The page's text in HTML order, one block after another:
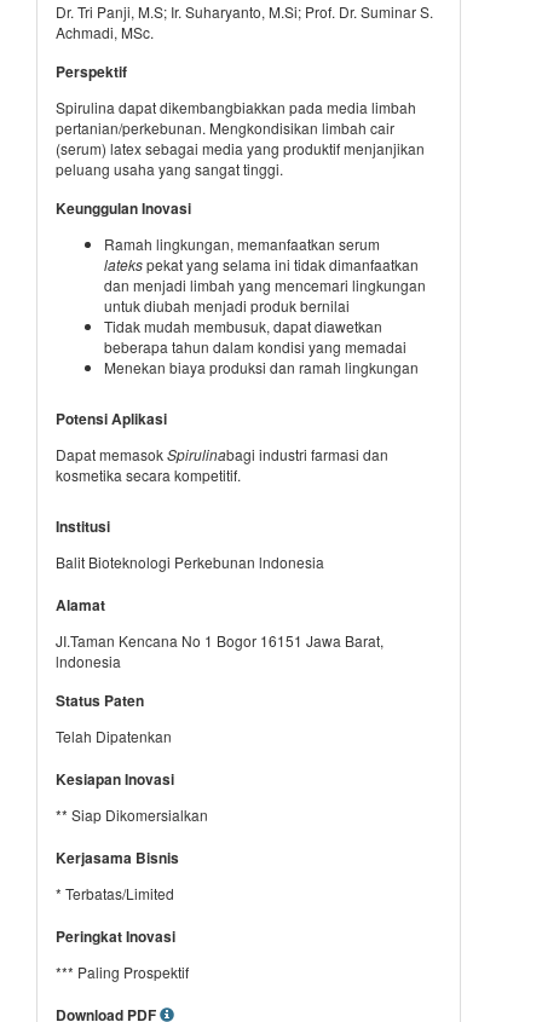
Dr. Tri Panji, M.S; Ir. Suharyanto, M.Si; Prof. Dr. Suminar S.
Achmadi, MSc.
Perspektif
Spirulina dapat dikembangbiakkan pada media limbah
pertanian/perkebunan. Mengkondisikan limbah cair
(serum) latex sebagai media yang produktif menjanjikan
peluang usaha yang sangat tinggi.
Keunggulan Inovasi
Ramah lingkungan, memanfaatkan serum
latekspekat yang selama ini tidak dimanfaatkan
dan menjadi limbah yang mencemari lingkungan
untuk diubah menjadi produk bernilai
Tidak mudah membusuk, dapat diawetkan
beberapa tahun dalam kondisi yang memadai
Menekan biaya produksi dan ramah lingkungan
Potensi Aplikasi
Dapat memasokSpirulinabagi industri farmasi dan
kosmetika secara kompetitif.
Institusi
Balit Bioteknologi Perkebunan lndonesia
Alamat
JI.Taman Kencana No 1 Bogor 16151 Jawa Barat,
lndonesia
Status Paten
Telah Dipatenkan
Kesiapan Inovasi
** Siap Dikomersialkan
Kerjasama Bisnis
* Terbatas/Limited
Peringkat Inovasi
*** Paling Prospektif
Download PDF